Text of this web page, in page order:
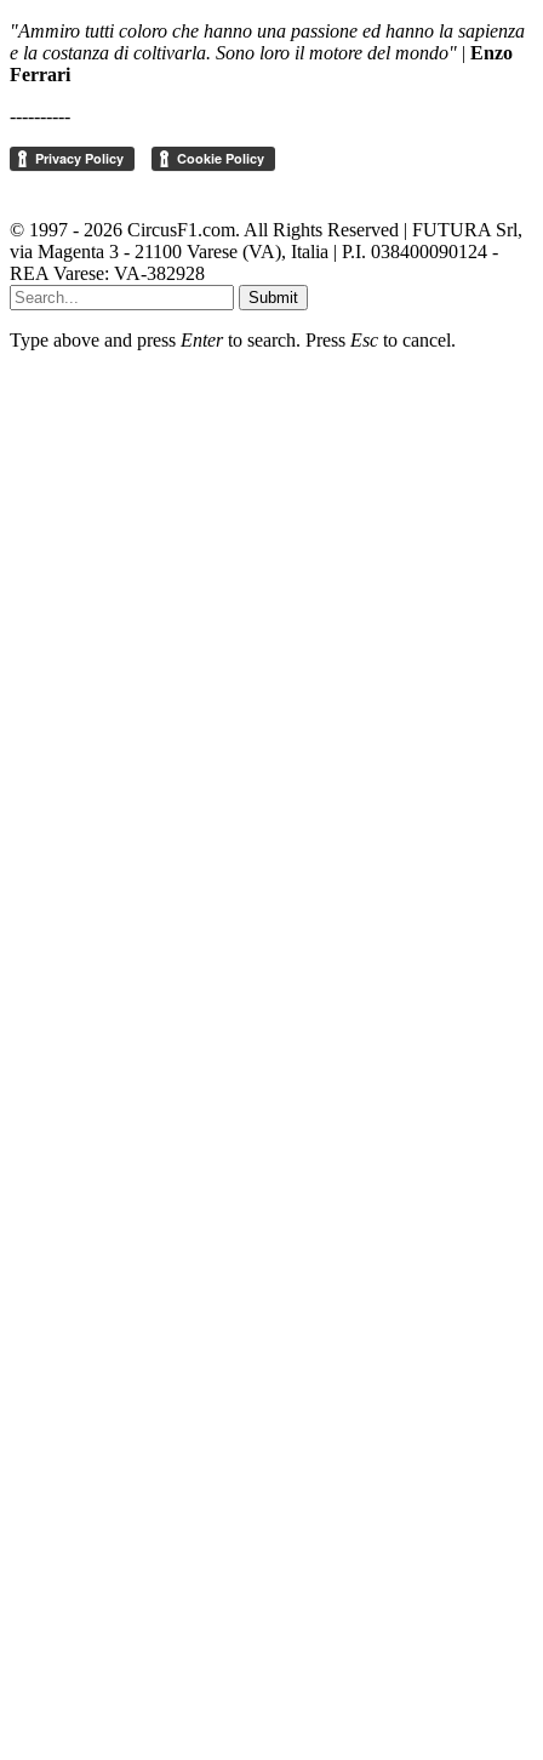
"Ammiro tutti coloro che hanno una passione ed hanno la sapienza
e la costanza di coltivarla. Sono loro il motore del mondo" | Enzo
Ferrari
----------
© 1997 - 2026 CircusF1.com. All Rights Reserved | FUTURA Srl,
via Magenta 3 - 21100 Varese (VA), Italia | P.I. 038400090124 -
REA Varese: VA-382928
Submit
Type above and press Enterto search. Press Esc to cancel.